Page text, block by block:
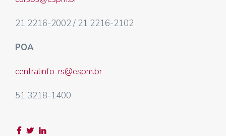
21 2216-2002 / 21 2216-2102
POA
centralinfo-rs@espm.br
51 3218-1400